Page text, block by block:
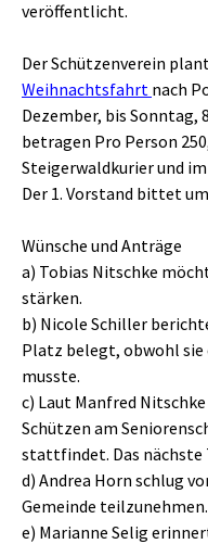
veröffentlicht.
Der Schützenverein
Weihnachtsfahrt nach
Dezember, bis Sonntag,
betragen Pro Person
Steigerwaldkurier und
Der 1. Vorstand bittet
Wünsche und Anträge
a) Tobias Nitschke
stärken.
b) Nicole Schiller
Platz belegt, obwohl
musste.
c) Laut Manfred
Schützen am
stattfindet. Das nächste
d) Andrea Horn schlug
Gemeinde teilzunehmen.
e) Marianne Selig